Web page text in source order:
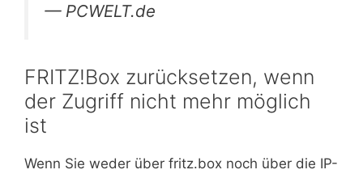
— PCWELT.de
FRITZ!Box zurücksetzen, wenn
der Zugriff nicht mehr möglich
ist
Wenn Sie weder über fritz.box noch über die IP-